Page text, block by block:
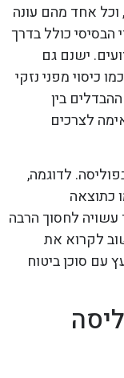
וכל אחד מהם עונה
הבסיסי כולל בדרך
ישנם גם
כיסוי מפני נזקי
בין
לצרכים
לדוגמה,
כתוצאה
לחסוך הרבה
לקרוא את
עם סוכן ביטוח